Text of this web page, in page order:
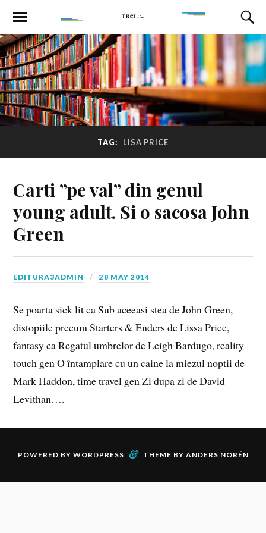
TAG: LISA PRICE
Carti ”pe val” din genul
young adult. Si o sacosa John
Green
EDITURA3ADMIN 28 MAY 2014
Se poarta sick lit ca Sub aceeasi stea de John Green,
distopiile precum Starters & Enders de Lissa Price,
fantasy ca Regatul umbrelor de Leigh Bardugo, reality
touch gen O întamplare cu un caine la miezul noptii de
Mark Haddon, time travel gen Zi dupa zi de David
Levithan….
POWERED BY WORDPRESS & THEME BY ANDERS NORÉN